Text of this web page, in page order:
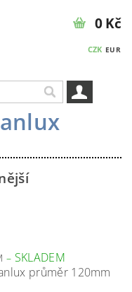
CZK EUR
0 Kč
– SKLADEM
průměr 120mm